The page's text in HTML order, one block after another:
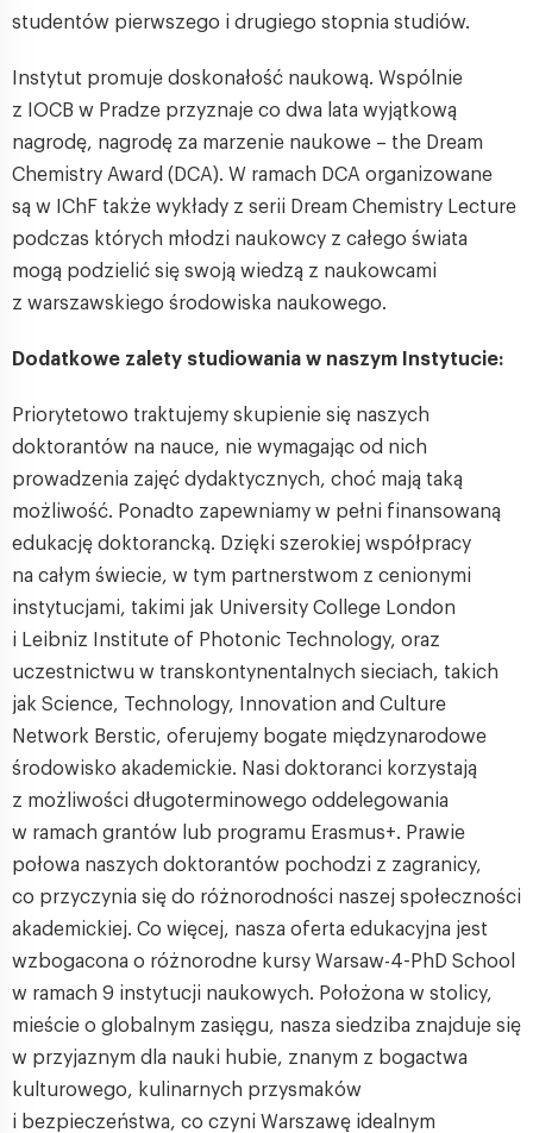
studentów pierwszego i drugiego stopnia studiów.
Instytut promuje doskonałość naukową. Wspólnie
z IOCB w Pradze przyznaje co dwa lata wyjątkową
nagrodę, nagrodę za marzenie naukowe – the Dream
Chemistry Award (DCA). W ramach DCA organizowane
są w IChF także wykłady z serii Dream Chemistry Lecture
podczas których młodzi naukowcy z całego świata
mogą podzielić się swoją wiedzą z naukowcami
z warszawskiego środowiska naukowego.
Dodatkowe zalety studiowania w naszym Instytucie:
Priorytetowo traktujemy skupienie się naszych
doktorantów na nauce, nie wymagając od nich
prowadzenia zajęć dydaktycznych, choć mają taką
możliwość. Ponadto zapewniamy w pełni finansowaną
edukację doktorancką. Dzięki szerokiej współpracy
na całym świecie, w tym partnerstwom z cenionymi
instytucjami, takimi jak University College London
i Leibniz Institute of Photonic Technology, oraz
uczestnictwu w transkontynentalnych sieciach, takich
jak Science, Technology, Innovation and Culture
Network Berstic, oferujemy bogate międzynarodowe
środowisko akademickie. Nasi doktoranci korzystają
z możliwości długoterminowego oddelegowania
w ramach grantów lub programu Erasmus+. Prawie
połowa naszych doktorantów pochodzi z zagranicy,
co przyczynia się do różnorodności naszej społeczności
akademickiej. Co więcej, nasza oferta edukacyjna jest
wzbogacona o różnorodne kursy Warsaw-4-PhD School
w ramach 9 instytucji naukowych. Położona w stolicy,
mieście o globalnym zasięgu, nasza siedziba znajduje się
w przyjaznym dla nauki hubie, znanym z bogactwa
kulturowego, kulinarnych przysmaków
i bezpieczeństwa, co czyni Warszawę idealnym